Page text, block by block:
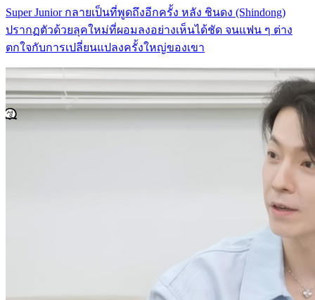
Super Junior กลายเป็นที่พูดถึงอีกครั้ง หลัง ชินดง (Shindong)
ปรากฏตัวด้วยลุคใหม่ที่ผอมลงอย่างเห็นได้ชัด จนแฟน ๆ ต่าง
ตกใจกับการเปลี่ยนแปลงครั้งใหญ่ของเขา